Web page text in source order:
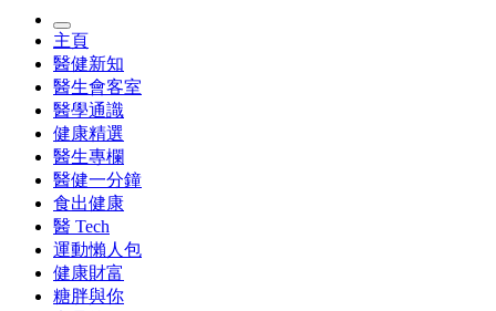
主頁
醫健新知
醫生會客室
醫學通識
健康精選
醫生專欄
醫健一分鐘
食出健康
醫 Tech
運動懶人包
健康財富
糖胖與你